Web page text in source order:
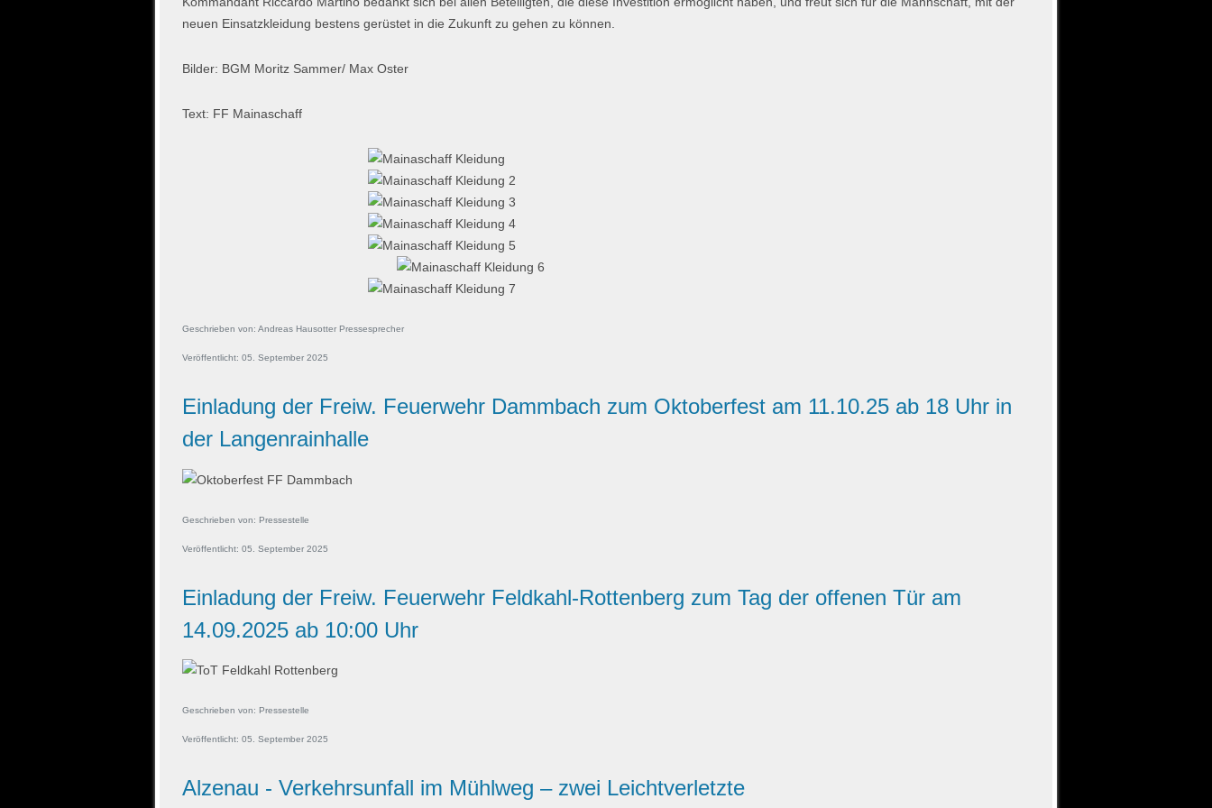
neuen Einsatzkleidung bestens gerüstet in die Zukunft zu gehen zu können.
Bilder: BGM Moritz Sammer/ Max Oster
Text: FF Mainaschaff
Geschrieben von: Andreas Hausotter Pressesprecher
Veröffentlicht: 05. September 2025
Einladung der Freiw. Feuerwehr Dammbach zum Oktoberfest am 11.10.25 ab 18 Uhr in
der Langenrainhalle
Geschrieben von: Pressestelle
Veröffentlicht: 05. September 2025
Einladung der Freiw. Feuerwehr Feldkahl-Rottenberg zum Tag der offenen Tür am
14.09.2025 ab 10:00 Uhr
Geschrieben von: Pressestelle
Veröffentlicht: 05. September 2025
Alzenau - Verkehrsunfall im Mühlweg – zwei Leichtverletzte